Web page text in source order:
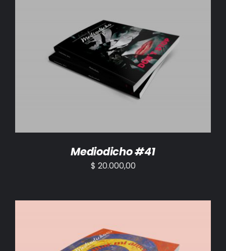
AÑADIR AL CARRITO / DETALLES
Mediodicho #41
$ 20.000,00